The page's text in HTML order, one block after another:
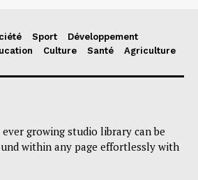
Sport
Développement
Culture Santé Agriculture
growing studio library can be
within any page effortlessly with